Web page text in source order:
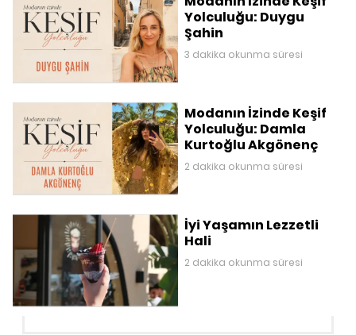
Yolculuğu: Duygu
Şahin
3 dakika okunma süresi
Modanın İzinde Keşif
Yolculuğu: Damla
Kurtoğlu Akgönenç
2 dakika okunma süresi
İyi Yaşamın Lezzetli
Hali
2 dakika okunma süresi